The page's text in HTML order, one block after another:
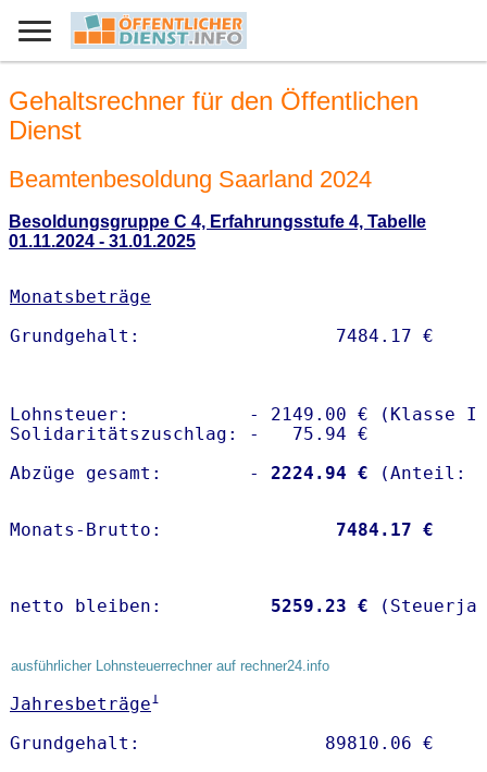
Gehaltsrechner für den Öffentlichen
Dienst
Beamtenbesoldung Saarland 2024
Besoldungsgruppe C 4, Erfahrungsstufe 4, Tabelle
01.11.2024 - 31.01.2025
Monatsbeträge
Lohnsteuer:           - 2149.00 € (Klasse I)
Solidaritätszuschlag: -   75.94 €
Abzüge gesamt:        -
2224.94 €
Monats-Brutto: 7484.17 €
netto bleiben: 5259.23 €
ausführlicher Lohnsteuerrechner auf rechner24.info
Jahresbeträge1